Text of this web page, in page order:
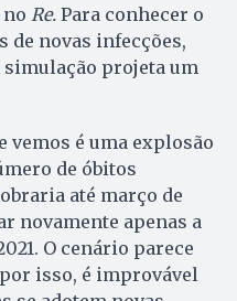
no Re. Para conhecer o
de novas infecções,
projeta um
vemos é uma explosão
de óbitos
até março de
novamente apenas a
O cenário parece
isso, é improvável